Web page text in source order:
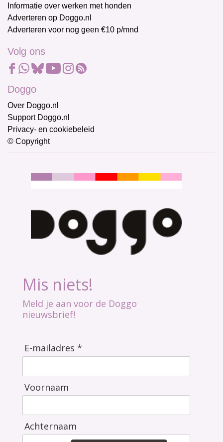
Informatie over werken met honden
Adverteren op Doggo.nl
Adverteren voor nog geen €10 p/mnd
Volg ons
Doggo
Over Doggo.nl
Support Doggo.nl
Privacy- en cookiebeleid
© Copyright
Mis niets!
Meld je aan voor de Doggo
nieuwsbrief!
E-mailadres *
Voornaam
Achternaam